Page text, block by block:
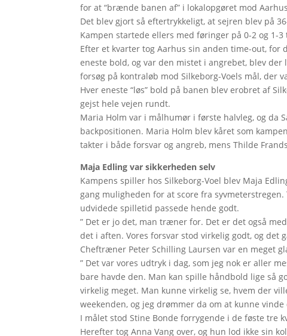
for at “brænde banen af” i lokalopgøret mod
Det blev gjort så eftertrykkeligt, at sejren blev på
Kampen startede ellers med føringer på 0-2 og
Efter et kvarter tog Aarhus sin anden time-out, for
eneste bold, og var den mistet i angrebet, blev
forsøg på kontraløb mod Silkeborg-Voels mål, der
Hver eneste “løs” bold på banen blev erobret af
gejst hele vejen rundt.
Maria Holm var i målhumør i første halvleg, og da
backpositionen. Maria Holm blev kåret som
takter i både forsvar og angreb, mens Thilde
Maja Edling var sikkerheden selv
Kampens spiller hos Silkeborg-Voel blev Maja
gang muligheden for at score fra
udvidede spilletid passede hende godt.
” Det er jo det, man træner for. Det er det også
det i aften. Vores forsvar stod virkelig godt, og det
Cheftræner Peter Schilling Laursen var en meget
” Det var vores udtryk i dag, som jeg nok er aller
bare havde den. Man kan spille håndbold lige så
virkelig meget. Man kunne virkelig se, hvem der
weekenden, og jeg drømmer da om at kunne
I målet stod Stine Bonde forrygende i de føste tre
Herefter tog Anna Vang over, og hun lod ikke sin